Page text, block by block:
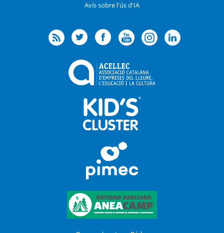
Avís sobre l'ús d'IA